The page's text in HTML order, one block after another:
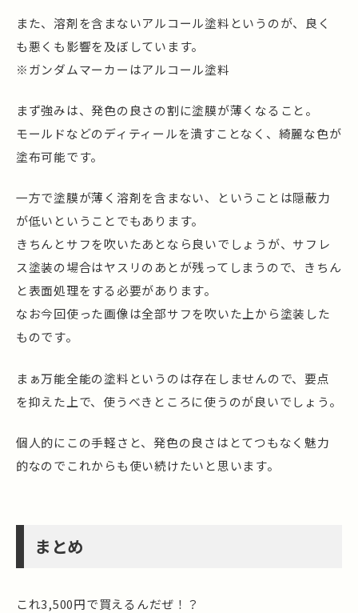
また、溶剤を含まないアルコール塗料というのが、良く
も悪くも影響を及ぼしています。
※ガンダムマーカーはアルコール塗料
まず強みは、発色の良さの割に塗膜が薄くなること。
モールドなどのディティールを潰すことなく、綺麗な色が
塗布可能です。
一方で塗膜が薄く溶剤を含まない、ということは隠蔽力
が低いということでもあります。
きちんとサフを吹いたあとなら良いでしょうが、サフレ
ス塗装の場合はヤスリのあとが残ってしまうので、きちん
と表面処理をする必要があります。
なお今回使った画像は全部サフを吹いた上から塗装した
ものです。
まぁ万能全能の塗料というのは存在しませんので、要点
を抑えた上で、使うべきところに使うのが良いでしょう。
個人的にこの手軽さと、発色の良さはとてつもなく魅力
的なのでこれからも使い続けたいと思います。
まとめ
これ3,500円で買えるんだぜ！？